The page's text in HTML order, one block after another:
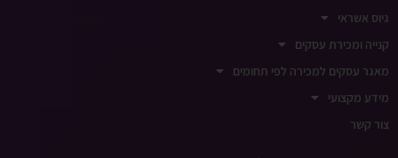
גיוס אשראי
קנייה ומכירת עסקים
מאגר עסקים למכירה לפי תחומים
מידע מקצועי
צור קשר